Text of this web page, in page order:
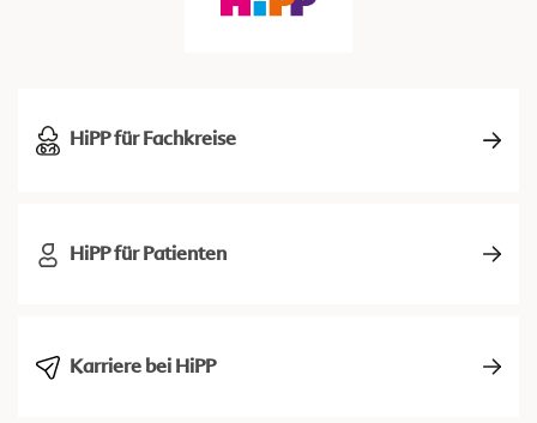
HiPP für Fachkreise
HiPP für Patienten
Karriere bei HiPP